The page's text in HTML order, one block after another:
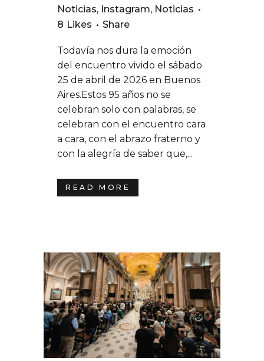
Noticias, Instagram, Noticias
8 Likes Share
Todavía nos dura la emoción
del encuentro vivido el sábado
25 de abril de 2026 en Buenos
Aires.Estos 95 años no se
celebran solo con palabras, se
celebran con el encuentro cara
a cara, con el abrazo fraterno y
con la alegría de saber que,...
READ MORE